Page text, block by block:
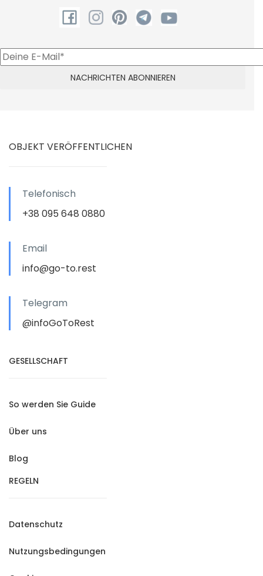
OBJEKT VERÖFFENTLICHEN
Telefonisch
+38 095 648 0880
Email
info@go-to.rest
Telegram
@infoGoToRest
GESELLSCHAFT
So werden Sie Guide
Über uns
Blog
REGELN
Datenschutz
Nutzungsbedingungen